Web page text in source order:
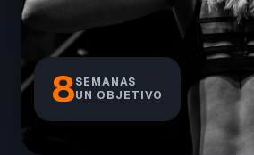
8SEMANAS
UN OBJETIVO